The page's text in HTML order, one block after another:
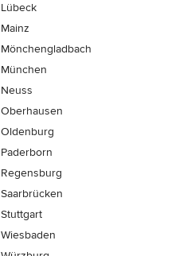
Lübeck
Mainz
Mönchen­gladbach
München
Neuss
Oberhausen
Oldenburg
Paderborn
Regensburg
Saarbrücken
Stuttgart
Wiesbaden